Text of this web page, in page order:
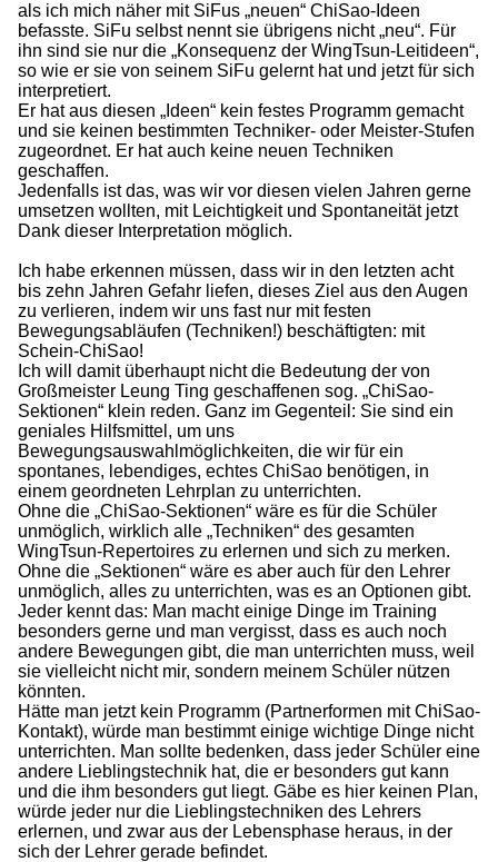
als ich mich näher mit SiFus „neuen“ ChiSao-Ideen
befasste. SiFu selbst nennt sie übrigens nicht „neu“. Für
ihn sind sie nur die „Konsequenz der WingTsun-Leitideen“,
so wie er sie von seinem SiFu gelernt hat und jetzt für sich
interpretiert.
Er hat aus diesen „Ideen“ kein festes Programm gemacht
und sie keinen bestimmten Techniker- oder Meister-Stufen
zugeordnet. Er hat auch keine neuen Techniken
geschaffen.
Jedenfalls ist das, was wir vor diesen vielen Jahren gerne
umsetzen wollten, mit Leichtigkeit und Spontaneität jetzt
Dank dieser Interpretation möglich.
Ich habe erkennen müssen, dass wir in den letzten acht
bis zehn Jahren Gefahr liefen, dieses Ziel aus den Augen
zu verlieren, indem wir uns fast nur mit festen
Bewegungsabläufen (Techniken!) beschäftigten: mit
Schein-ChiSao!
Ich will damit überhaupt nicht die Bedeutung der von
Großmeister Leung Ting geschaffenen sog. „ChiSao-
Sektionen“ klein reden. Ganz im Gegenteil: Sie sind ein
geniales Hilfsmittel, um uns
Bewegungsauswahlmöglichkeiten, die wir für ein
spontanes, lebendiges, echtes ChiSao benötigen, in
einem geordneten Lehrplan zu unterrichten.
Ohne die „ChiSao-Sektionen“ wäre es für die Schüler
unmöglich, wirklich alle „Techniken“ des gesamten
WingTsun-Repertoires zu erlernen und sich zu merken.
Ohne die „Sektionen“ wäre es aber auch für den Lehrer
unmöglich, alles zu unterrichten, was es an Optionen gibt.
Jeder kennt das: Man macht einige Dinge im Training
besonders gerne und man vergisst, dass es auch noch
andere Bewegungen gibt, die man unterrichten muss, weil
sie vielleicht nicht mir, sondern meinem Schüler nützen
könnten.
Hätte man jetzt kein Programm (Partnerformen mit ChiSao-
Kontakt), würde man bestimmt einige wichtige Dinge nicht
unterrichten. Man sollte bedenken, dass jeder Schüler eine
andere Lieblingstechnik hat, die er besonders gut kann
und die ihm besonders gut liegt. Gäbe es hier keinen Plan,
würde jeder nur die Lieblingstechniken des Lehrers
erlernen, und zwar aus der Lebensphase heraus, in der
sich der Lehrer gerade befindet.